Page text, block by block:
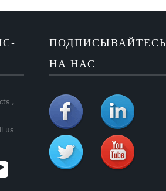
,
us
ПОДПИСЫВАЙТЕСЬ
НА НАС